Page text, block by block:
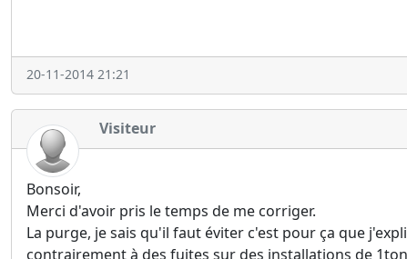
20-11-2014 21:21
Visiteur
Bonsoir,
Merci d'avoir pris le temps de me corriger.
La purge, je sais qu'il faut éviter c'est pour ça que
contrairement à des fuites sur des installations de